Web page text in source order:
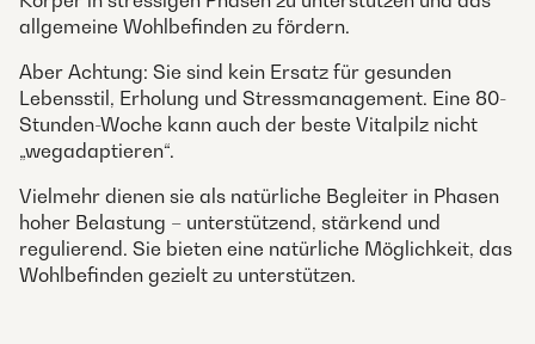
allgemeine Wohlbefinden zu fördern.
Aber Achtung: Sie sind kein Ersatz für gesunden
Lebensstil, Erholung und Stressmanagement. Eine 80-
Stunden-Woche kann auch der beste Vitalpilz nicht
„wegadaptieren“.
Vielmehr dienen sie als natürliche Begleiter in Phasen
hoher Belastung – unterstützend, stärkend und
regulierend. Sie bieten eine natürliche Möglichkeit, das
Wohlbefinden gezielt zu unterstützen.